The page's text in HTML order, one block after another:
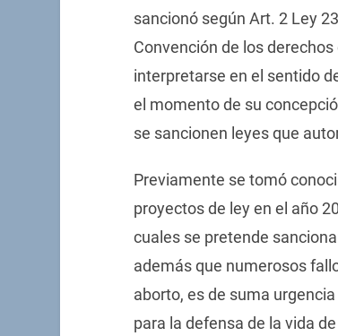
sancionó según Art. 2 Ley
Convención de los
interpretarse en el sentido
el momento de su
se sancionen leyes que
Previamente se tomó
proyectos de ley en el año
cuales se pretende
además que numerosos
aborto, es de suma
para la defensa de la vida